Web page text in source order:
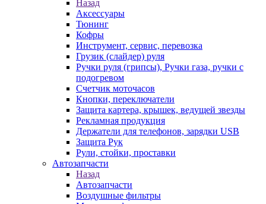
Назад
Аксессуары
Тюнинг
Кофры
Инструмент, сервис, перевозка
Грузик (слайдер) руля
Ручки руля (грипсы), Ручки газа, ручки с
подогревом
Счетчик моточасов
Кнопки, переключатели
Защита картера, крышек, ведущей звезды
Рекламная продукция
Держатели для телефонов, зарядки USB
Защита Рук
Рули, стойки, проставки
Автозапчасти
Назад
Автозапчасти
Воздушные фильтры